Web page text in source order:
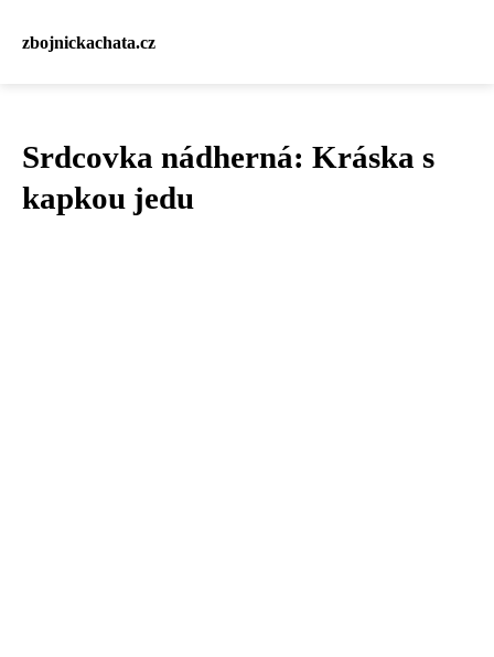
zbojnickachata.cz
Srdcovka nádherná: Kráska s
kapkou jedu